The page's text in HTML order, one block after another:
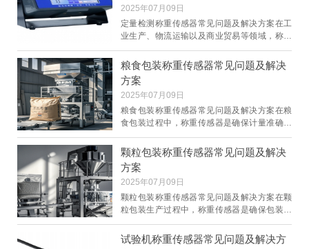
2025年07月09日
定量检测称重传感器常见问题及解决方案在工
业生产、物流运输以及商业贸易等领域，称重
传感器作为关键的计量设备，其性能直接影响
到称重结果
粮食包装称重传感器常见问题及解决
方案
2025年07月09日
粮食包装称重传感器常见问题及解决方案在粮
食包装过程中，称重传感器是确保计量准确的
关键设备。然而，由于使用环境复杂、操作不
当等因素，
颗粒包装称重传感器常见问题及解决
方案
2025年07月09日
颗粒包装称重传感器常见问题及解决方案在颗
粒包装生产过程中，称重传感器是确保包装精
度的关键部件。然而，由于使用环境复杂、物
料特性多样
试验机称重传感器常见问题及解决方